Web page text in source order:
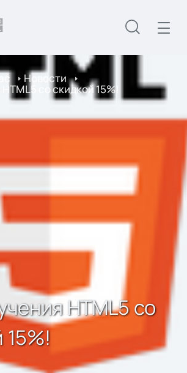
Новости
со скидкой 15%!
HTML5 со
15%!